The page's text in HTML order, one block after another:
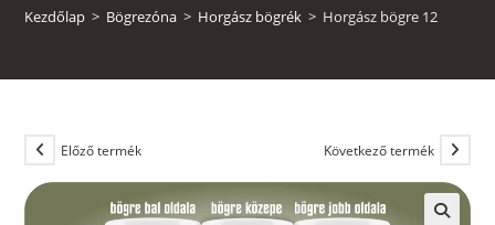
Kezdőlap > Bögrezóna > Horgász bögrék > Horgász bögre 12
Előző termék Következő termék